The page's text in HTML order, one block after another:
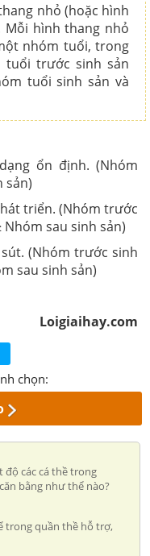
nhỏ (hoặc hình
Mỗi hình thang nhỏ
nhóm tuổi, trong
tuổi trước sinh sản
tuổi sinh sản và
ổn định. (Nhóm
sản)
triển. (Nhóm trước
sau sinh sản)
(Nhóm trước sinh
sau sinh sản)
Loigiaihay.com
chọn:
độ các cá thề trong
bằng như thể nào?
trong quần thề hỗ trợ,